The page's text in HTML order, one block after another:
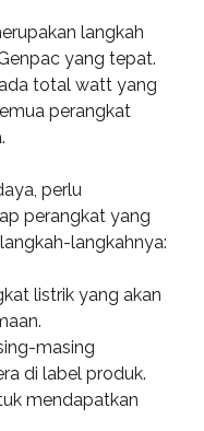
langkah
yang tepat.
total watt yang
perangkat
perlu
perangkat yang
langkahnya:
listrik yang akan
masing
di label produk.
mendapatkan